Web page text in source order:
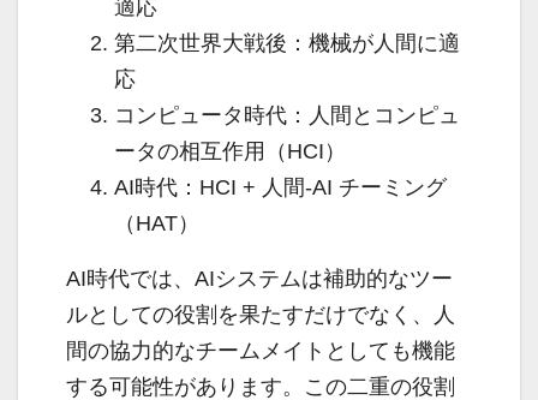
適応
第二次世界大戦後：機械が人間に適
応
コンピュータ時代：人間とコンピュ
ータの相互作用（HCI）
AI時代：HCI + 人間-AI チーミング
（HAT）
AI時代では、AIシステムは補助的なツー
ルとしての役割を果たすだけでなく、人
間の協力的なチームメイトとしても機能
する可能性があります。この二重の役割